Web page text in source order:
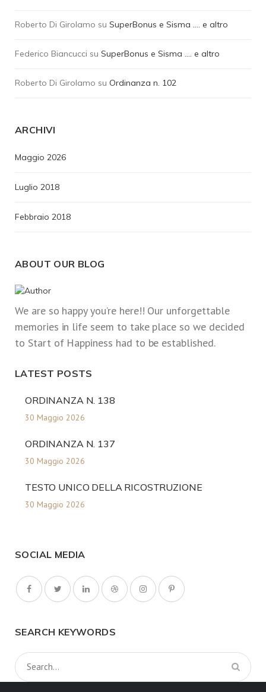
Roberto Di Girolamo su SuperBonus e Sisma …. e altro
Federico Biancucci su SuperBonus e Sisma …. e altro
Roberto Di Girolamo su Ordinanza n. 102
ARCHIVI
Maggio 2026
Luglio 2018
Febbraio 2018
ABOUT OUR BLOG
We are so happy you’re here!! Our unforgettable
memories in life seem to take place so we decided
to Start of Happiness had to be established.
LATEST POSTS
ORDINANZA N. 138
30 Maggio 2026
ORDINANZA N. 137
30 Maggio 2026
TESTO UNICO DELLA RICOSTRUZIONE
30 Maggio 2026
SOCIAL MEDIA
SEARCH KEYWORDS